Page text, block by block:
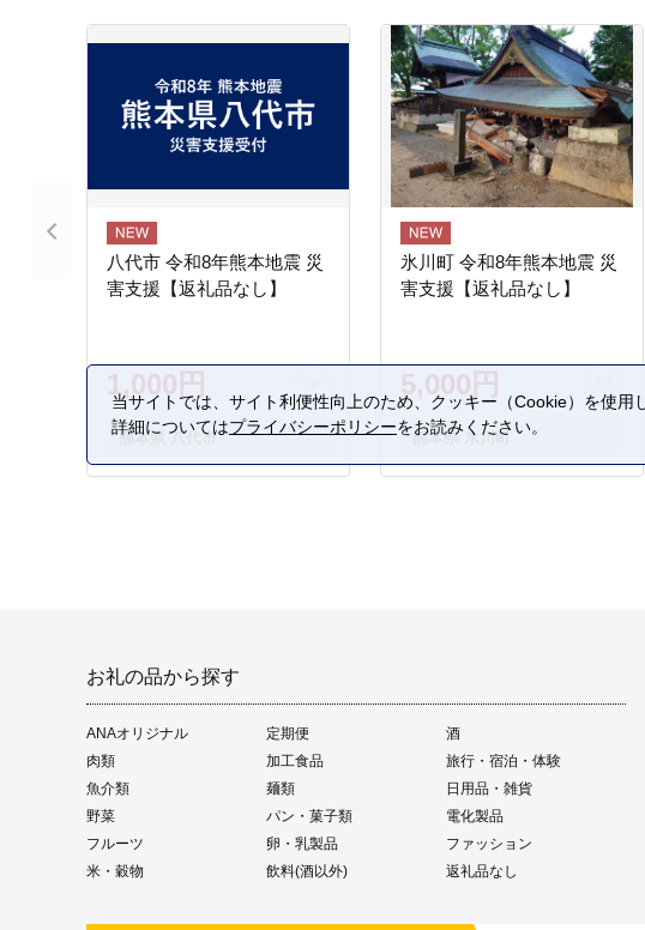
八代市 令和8年熊本地震 災
害支援【返礼品なし】
1,000円
熊本県 八代市
氷川町 令和8年熊本地震 災
害支援【返礼品なし】
5,000円
熊本県 氷川町
お礼の品から探す
ANAオリジナル 定期便
酒
肉類
加工食品
旅行・宿泊・体験
魚介類
麺類
日用品・雑貨
野菜
パン・菓子類
電化製品
フルーツ
卵・乳製品
ファッション
米・穀物
飲料(酒以外) 返礼品なし
当サイトでは、サイト利便性向上のため、クッキー（Cookie）を使
詳細についてはプライバシーポリシーをお読みください。